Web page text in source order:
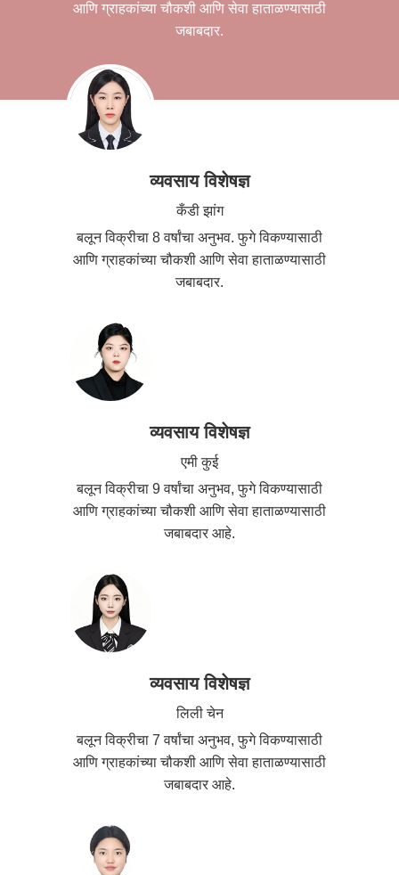
आणि ग्राहकांच्या चौकशी आणि सेवा हाताळण्यासाठी
जबाबदार.
व्यवसाय विशेषज्ञ
कँडी झांग
बलून विक्रीचा 8 वर्षांचा अनुभव. फुगे विकण्यासाठी
आणि ग्राहकांच्या चौकशी आणि सेवा हाताळण्यासाठी
जबाबदार.
व्यवसाय विशेषज्ञ
एमी कुई
बलून विक्रीचा 9 वर्षांचा अनुभव, फुगे विकण्यासाठी
आणि ग्राहकांच्या चौकशी आणि सेवा हाताळण्यासाठी
जबाबदार आहे.
व्यवसाय विशेषज्ञ
लिली चेन
बलून विक्रीचा 7 वर्षांचा अनुभव, फुगे विकण्यासाठी
आणि ग्राहकांच्या चौकशी आणि सेवा हाताळण्यासाठी
जबाबदार आहे.